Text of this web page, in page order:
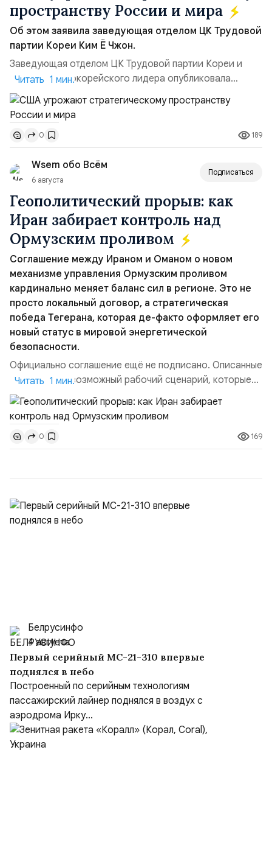
пространству России и мира
Об этом заявила заведующая отделом ЦК Трудовой
партии Кореи Ким Ё Чжон.
Заведующая отделом ЦК Трудовой партии Кореи и
сестра северокорейского лидера опубликовала
заявление для прессы в ответ на проведение Токио
совместных с флотом США запусков крылатых ракет
Томагавк.«Япония отбросила обманчивую видимость
„исключительно оборонительной страны“ и выносит
вопрос о собственном ядерном вооружении на
всеобщее обозрение, одновреме...
Читать 1 мин.
0 189
Wsem обо Всём
6 августа
Подписаться
Геополитический прорыв: как
Иран забирает контроль над
Ормузским проливом
Соглашение между Ираном и Оманом о новом
механизме управления Ормузским проливом
кардинально меняет баланс сил в регионе. Это не
просто локальный договор, а стратегическая
победа Тегерана, которая де-факто оформляет его
новый статус в мировой энергетической
безопасности.
Официально соглашение ещё не подписано. Описанные
пункты — это возможный рабочий сценарий, которые
скорее всего будут реализованы.Разбираем ключевые
тезисы и последствия этого соглашения:. 1. Новые
доли контроля (75 на 25). Было: Ранее Иран и Оман
контролировали пролив на паритетных началах —
50/50. Стало: Новое соглашение закрепляет за
Читать 1 мин.
0 169
Белрусинфо
4 августа
Первый серийный МС-21-310 впервые
поднялся в небо
Построенный по серийным технологиям
пассажирский лайнер поднялся в воздух с
аэродрома Ирку...